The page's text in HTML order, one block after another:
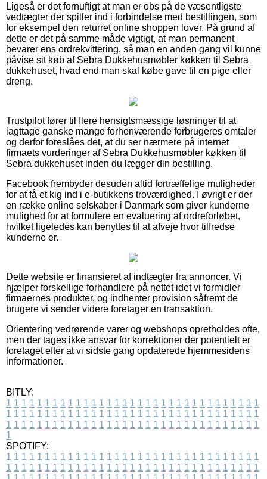
Ligeså er det fornuftigt at man er obs på de væsentligste
vedtægter der spiller ind i forbindelse med bestillingen, som
for eksempel den returret online shoppen lover. På grund af
dette er det på samme måde vigtigt, at man permanent
bevarer ens ordrekvittering, så man en anden gang vil kunne
påvise sit køb af Sebra Dukkehusmøbler køkken til Sebra
dukkehuset, hvad end man skal købe gave til en pige eller
dreng.
Trustpilot fører til flere hensigtsmæssige løsninger til at
iagttage ganske mange forhenværende forbrugeres omtaler
og derfor foreslåes det, at du ser nærmere på internet
firmaets vurderinger af Sebra Dukkehusmøbler køkken til
Sebra dukkehuset inden du lægger din bestilling.
Facebook frembyder desuden altid fortræffelige muligheder
for at få et kig ind i e-butikkens troværdighed. I øvrigt er der
en række online selskaber i Danmark som giver kunderne
mulighed for at formulere en evaluering af ordreforløbet,
hvilket ligeledes kan benyttes til at afveje hvor tilfredse
kunderne er.
Dette website er finansieret af indtægter fra annoncer. Vi
hjælper forskellige forhandlere på nettet idet vi formidler
firmaernes produkter, og indhenter provision såfremt de
brugere vi sender videre foretager en transaktion.
Orientering vedrørende varer og webshops opretholdes ofte,
men der tages ikke ansvar for korrektioner der potentielt er
foretaget efter at vi sidste gang opdaterede hjemmesidens
informationer.
BITLY:
1 1 1 1 1 1 1 1 1 1 1 1 1 1 1 1 1 1 1 1 1 1 1 1 1 1 1 1 1 1 1 1 1
1 1 1 1 1 1 1 1 1 1 1 1 1 1 1 1 1 1 1 1 1 1 1 1 1 1 1 1 1 1 1 1 1
1 1 1 1 1 1 1 1 1 1 1 1 1 1 1 1 1 1 1 1 1 1 1 1 1 1 1 1 1 1 1 1 1
1
SPOTIFY:
1 1 1 1 1 1 1 1 1 1 1 1 1 1 1 1 1 1 1 1 1 1 1 1 1 1 1 1 1 1 1 1 1
1 1 1 1 1 1 1 1 1 1 1 1 1 1 1 1 1 1 1 1 1 1 1 1 1 1 1 1 1 1 1 1 1